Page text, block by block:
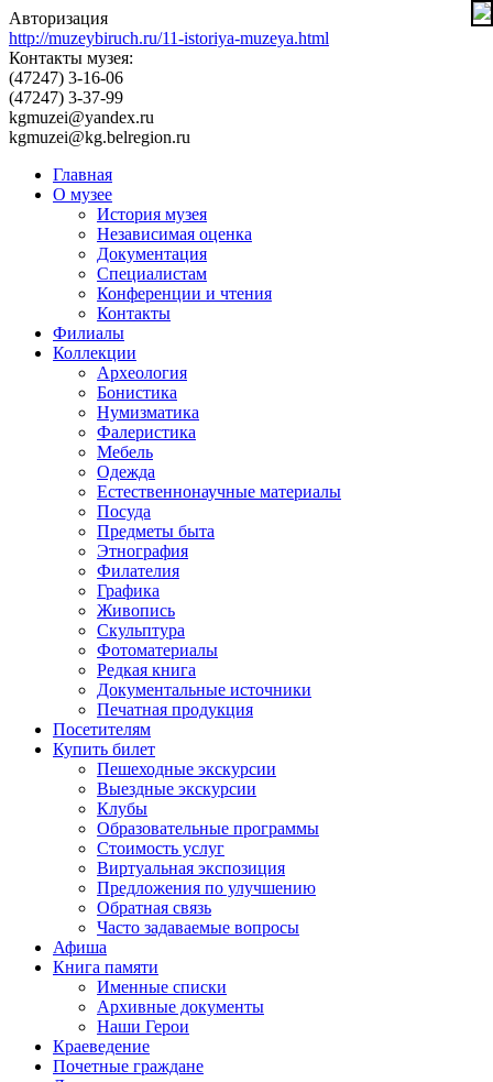
Авторизация
http://muzeybiruch.ru/11-istoriya-muzeya.html
Контакты музея:
(47247) 3-16-06
(47247) 3-37-99
kgmuzei@yandex.ru
kgmuzei@kg.belregion.ru
Главная
О музее
История музея
Независимая оценка
Документация
Специалистам
Конференции и чтения
Контакты
Филиалы
Коллекции
Археология
Бонистика
Нумизматика
Фалеристика
Мебель
Одежда
Естественнонаучные материалы
Посуда
Предметы быта
Этнография
Филателия
Графика
Живопись
Скульптура
Фотоматериалы
Редкая книга
Документальные источники
Печатная продукция
Посетителям
Купить билет
Пешеходные экскурсии
Выездные экскурсии
Клубы
Образовательные программы
Стоимость услуг
Виртуальная экспозиция
Предложения по улучшению
Обратная связь
Часто задаваемые вопросы
Афиша
Книга памяти
Именные списки
Архивные документы
Наши Герои
Краеведение
Почетные граждане